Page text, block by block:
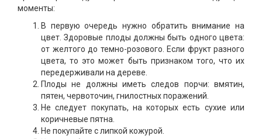
моменты:
В первую очередь нужно обратить внимание на
цвет. Здоровые плоды должны быть одного цвета:
от желтого до темно-розового. Если фрукт разного
цвета, то это может быть признаком того, что их
передерживали на дереве.
Плоды не должны иметь следов порчи: вмятин,
пятен, червоточин, гнилостных поражений.
Не следует покупать, на которых есть сухие или
коричневые пятна.
Не покупайте с липкой кожурой.